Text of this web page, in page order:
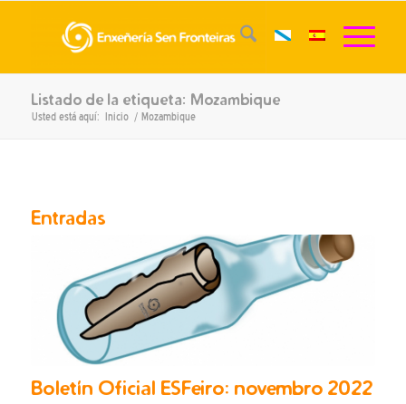
Listado de la etiqueta: Mozambique
Usted está aquí: Inicio / Mozambique
Entradas
Boletín Oficial ESFeiro: novembro 2022